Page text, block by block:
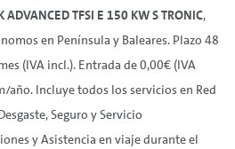
ADVANCED TFSI E 150 KW S TRONIC,
en Península y Baleares. Plazo 48
(IVA incl.). Entrada de 0,00€ (IVA
año. Incluye todos los servicios en Red
Seguro y Servicio
y Asistencia en viaje durante el